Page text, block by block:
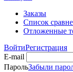
Заказы
Список
Отложенные
ВойтиРегистрация
E-mail
ПарольЗабыли